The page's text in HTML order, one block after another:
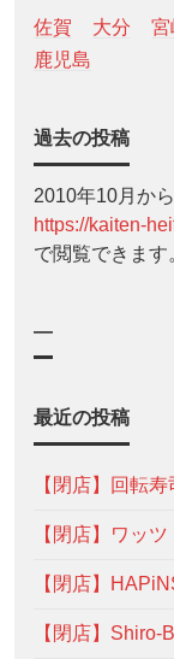
佐賀 大分 宮
鹿児島
過去の投稿
2010年10月か
https://kaiten-
で閲覧できます
—
最近の投稿
【閉店】回転
【閉店】ワッ
【閉店】
【閉店】Shiro-